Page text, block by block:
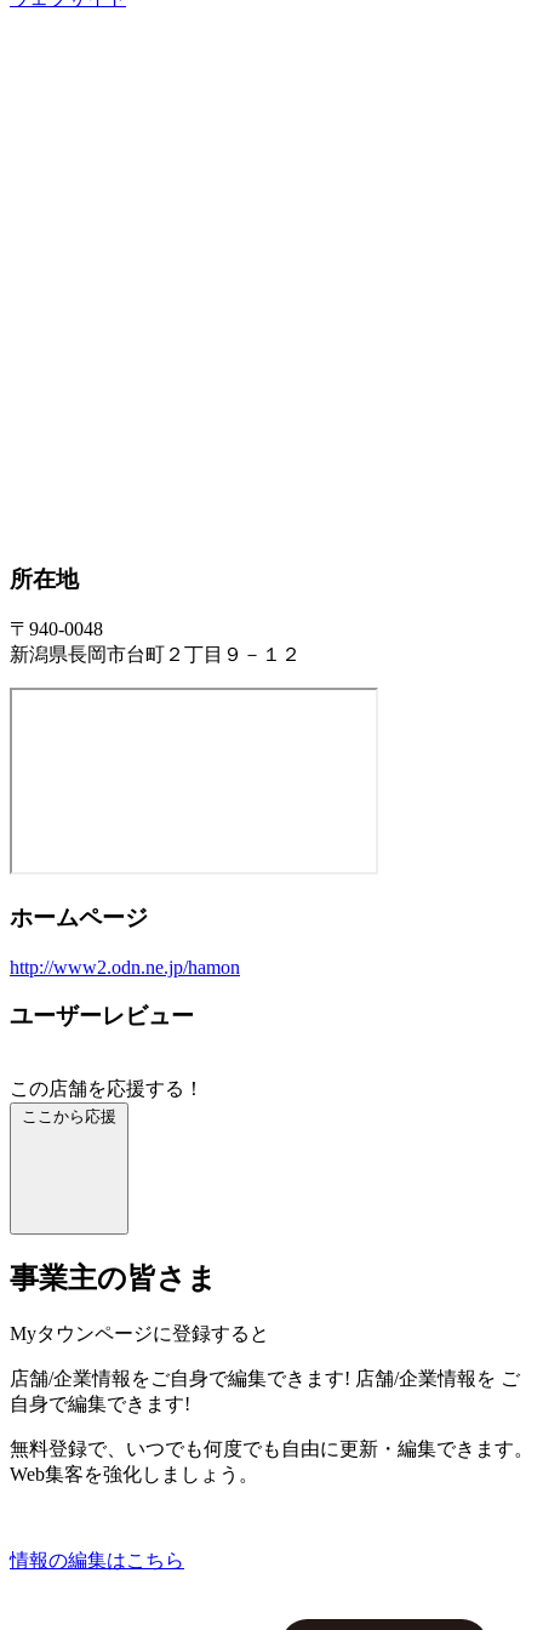
所在地
〒940-0048
新潟県長岡市台町２丁目９－１２
ホームページ
http://www2.odn.ne.jp/hamon
ユーザーレビュー
この店舗を応援する！
ここから応援
事業主の皆さま
Myタウンページに登録すると
店舗/企業情報をご自身で編集できます! 店舗/企業情報を ご
自身で編集できます!
無料登録で、いつでも何度でも自由に更新・編集できます。
Web集客を強化しましょう。
情報の編集はこちら